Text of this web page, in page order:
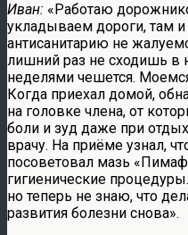
Иван: «Работаю
укладываем дороги, там
антисанитарию не
лишний раз не сходишь в
неделями чешется.
Когда приехал домой,
на головке члена, от
боли и зуд даже при
врачу. На приёме узнал,
посоветовал мазь
гигиенические
но теперь не знаю, что
развития болезни снова».